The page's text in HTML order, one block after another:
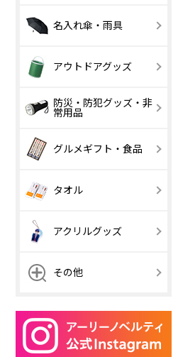
名入れ傘・雨具
アウトドアグッズ
防災・防犯グッズ・非
常用品
グルメギフト・食品
タオル
アクリルグッズ
その他